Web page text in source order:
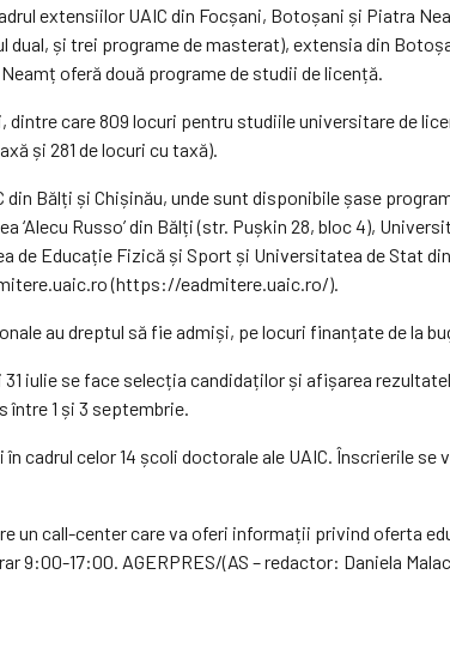
extensiilor UAIC din Focșani, Botoșani și Piatra
și trei programe de masterat), extensia din
oferă două programe de studii de licență.
care 809 locuri pentru studiile universitare de
și 281 de locuri cu taxă).
Bălți și Chișinău, unde sunt disponibile șase
Russo’ din Bălți (str. Pușkin 28, bloc 4),
Educație Fizică și Sport și Universitatea de Stat din
(https://eadmitere.uaic.ro/).
au dreptul să fie admiși, pe locuri finanțate de la
31 iulie se face selecția candidaților și afișarea
între 1 și 3 septembrie.
celor 14 școli doctorale ale UAIC. Înscrierile se
un call-center care va oferi informații privind oferta
9:00-17:00. AGERPRES/(AS – redactor: Daniela